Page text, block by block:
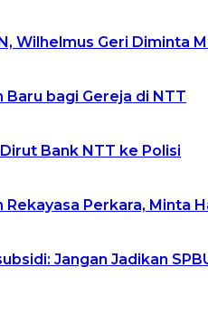
Wilhelmus Geri Diminta
Baru bagi Gereja di NTT
Bank NTT ke Polisi
Perkara, Minta
Jangan Jadikan